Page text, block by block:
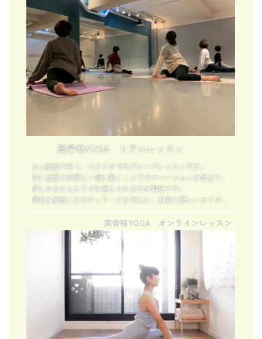
美骨格YOGA リアルレッスン
少人数制で行う、スタジオでのグループレッスンです。
同じ空間で仲間と一緒に動くことでモチベーションが高まり、
楽しみながらカラダを整えられるのが特徴です。
骨格を意識したボディワークを中心に、快適で美しいカラダを
育てていきます。
一人では続きにくい方、定期的に体を動かす習慣をつくりたい
方におすすめです。
美骨格YOGA オンラインレッスン